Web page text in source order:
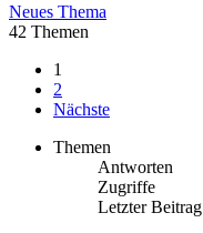
Neues Thema
42 Themen
1
2
Nächste
Themen
Antworten
Zugriffe
Letzter Beitrag